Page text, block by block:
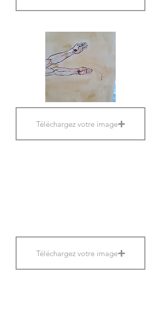
Téléchargez votre image
Téléchargez votre image